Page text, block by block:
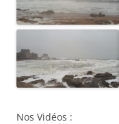
Nos Vidéos :